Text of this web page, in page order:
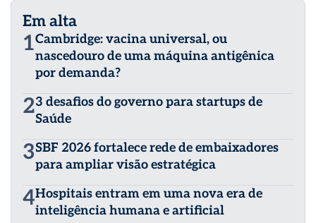
Em alta
1Cambridge: vacina universal, ou
nascedouro de uma máquina antigênica
por demanda?
23 desafios do governo para startups de
Saúde
3SBF 2026 fortalece rede de embaixadores
para ampliar visão estratégica
4Hospitais entram em uma nova era de
inteligência humana e artificial